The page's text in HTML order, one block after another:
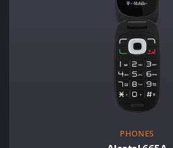
PHONES